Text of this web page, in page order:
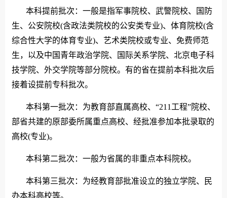
本科提前批次：一般是指军事院校、武警院校、国防
生、公安院校(含政法类院校的公安类专业)、体育院校(含
综合性大学的体育专业)、艺术类院校或专业、免费师范
生，以及中国青年政治学院、国际关系学院、北京电子科
技学院、外交学院等部分院校。有的省在提前本科批次后
接着设提前专科批次。
本科第一批次：为教育部直属高校、“211工程”院校、
部省共建的原部委所属重点高校、经批准参加本批录取的
高校(专业)。
本科第二批次：一般为省属的非重点本科院校。
本科第三批次：为经教育部批准设立的独立学院、民
办本科高校等。